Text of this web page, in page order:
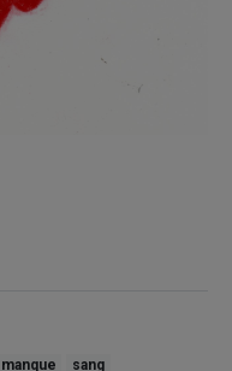
manque sang